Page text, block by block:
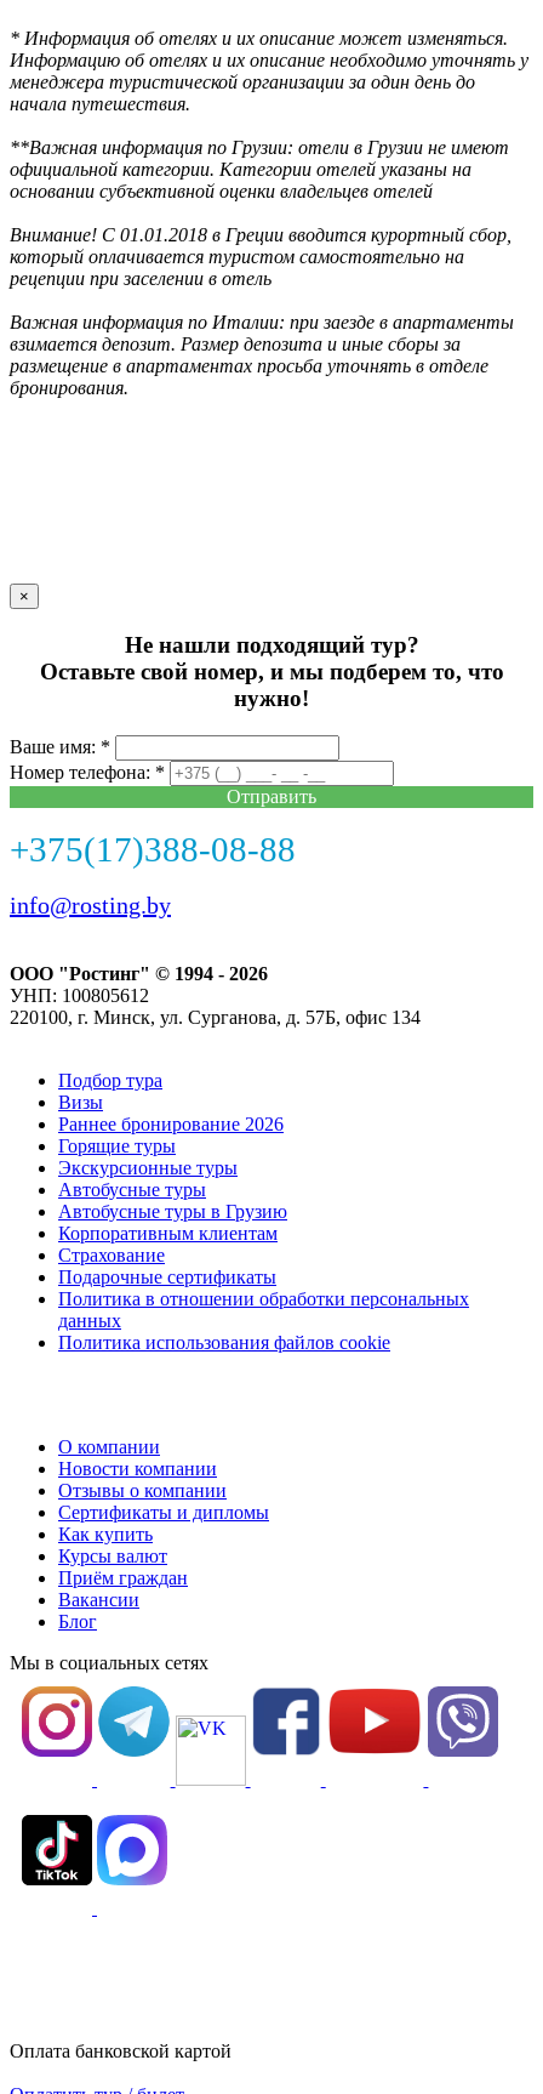
* Информация об отелях и их описание может изменяться.
Информацию об отелях и их описание необходимо уточнять у
менеджера туристической организации за один день до
начала путешествия.
**Важная информация по Грузии: отели в Грузии не имеют
официальной категории. Категории отелей указаны на
основании субъективной оценки владельцев отелей
Внимание! С 01.01.2018 в Греции вводится курортный сбор,
который оплачивается туристом самостоятельно на
рецепции при заселении в отель
Важная информация по Италии: при заезде в апартаменты
взимается депозит. Размер депозита и иные сборы за
размещение в апартаментах просьба уточнять в отделе
бронирования.
×
Не нашли подходящий тур?
Оставьте свой номер, и мы подберем то, что
нужно!
Ваше имя: *
Номер телефона: *
Отправить
+375(17)388-08-88
info@rosting.by
ООО "Ростинг" © 1994 - 2026
УНП: 100805612
220100, г. Минск, ул. Сурганова, д. 57Б, офис 134
Подбор тура
Визы
Раннее бронирование 2026
Горящие туры
Экскурсионные туры
Автобусные туры
Автобусные туры в Грузию
Корпоративным клиентам
Страхование
Подарочные сертификаты
Политика в отношении обработки персональных
данных
Политика использования файлов cookie
О компании
Новости компании
Отзывы о компании
Сертификаты и дипломы
Как купить
Курсы валют
Приём граждан
Вакансии
Блог
Мы в социальных сетях
Оплата банковской картой